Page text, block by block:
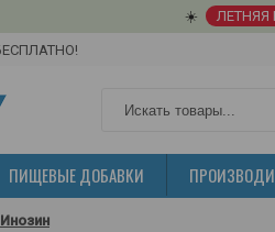
☀️
ПИЩЕВЫЕ ДОБАВКИ
Инозин